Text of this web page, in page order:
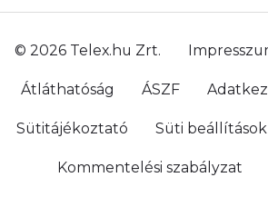
© 2026 Telex.hu Zrt.
Átláthatóság ÁSZF
Sütitájékoztató Süti beállítások
Kommentelési szabályzat